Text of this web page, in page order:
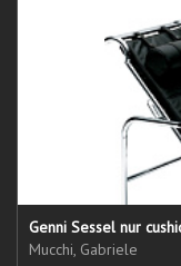
Genni Sessel nur
Mucchi, Gabriele